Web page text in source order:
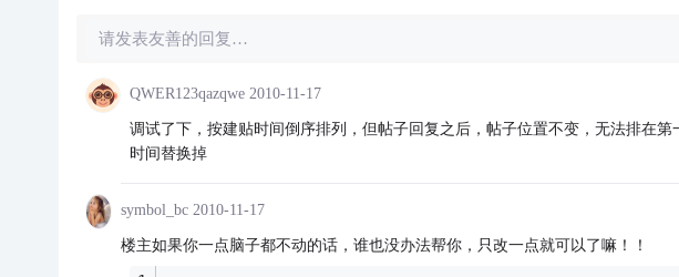
请发表友善的回复…
QWER123qazqwe 2010-11-17
调试了下，按建贴时间倒序排列，但帖子回复之后，帖子位置不变，无法排在
时间替换掉
symbol_bc 2010-11-17
楼主如果你一点脑子都不动的话，谁也没办法帮你，只改一点就可以了嘛！！